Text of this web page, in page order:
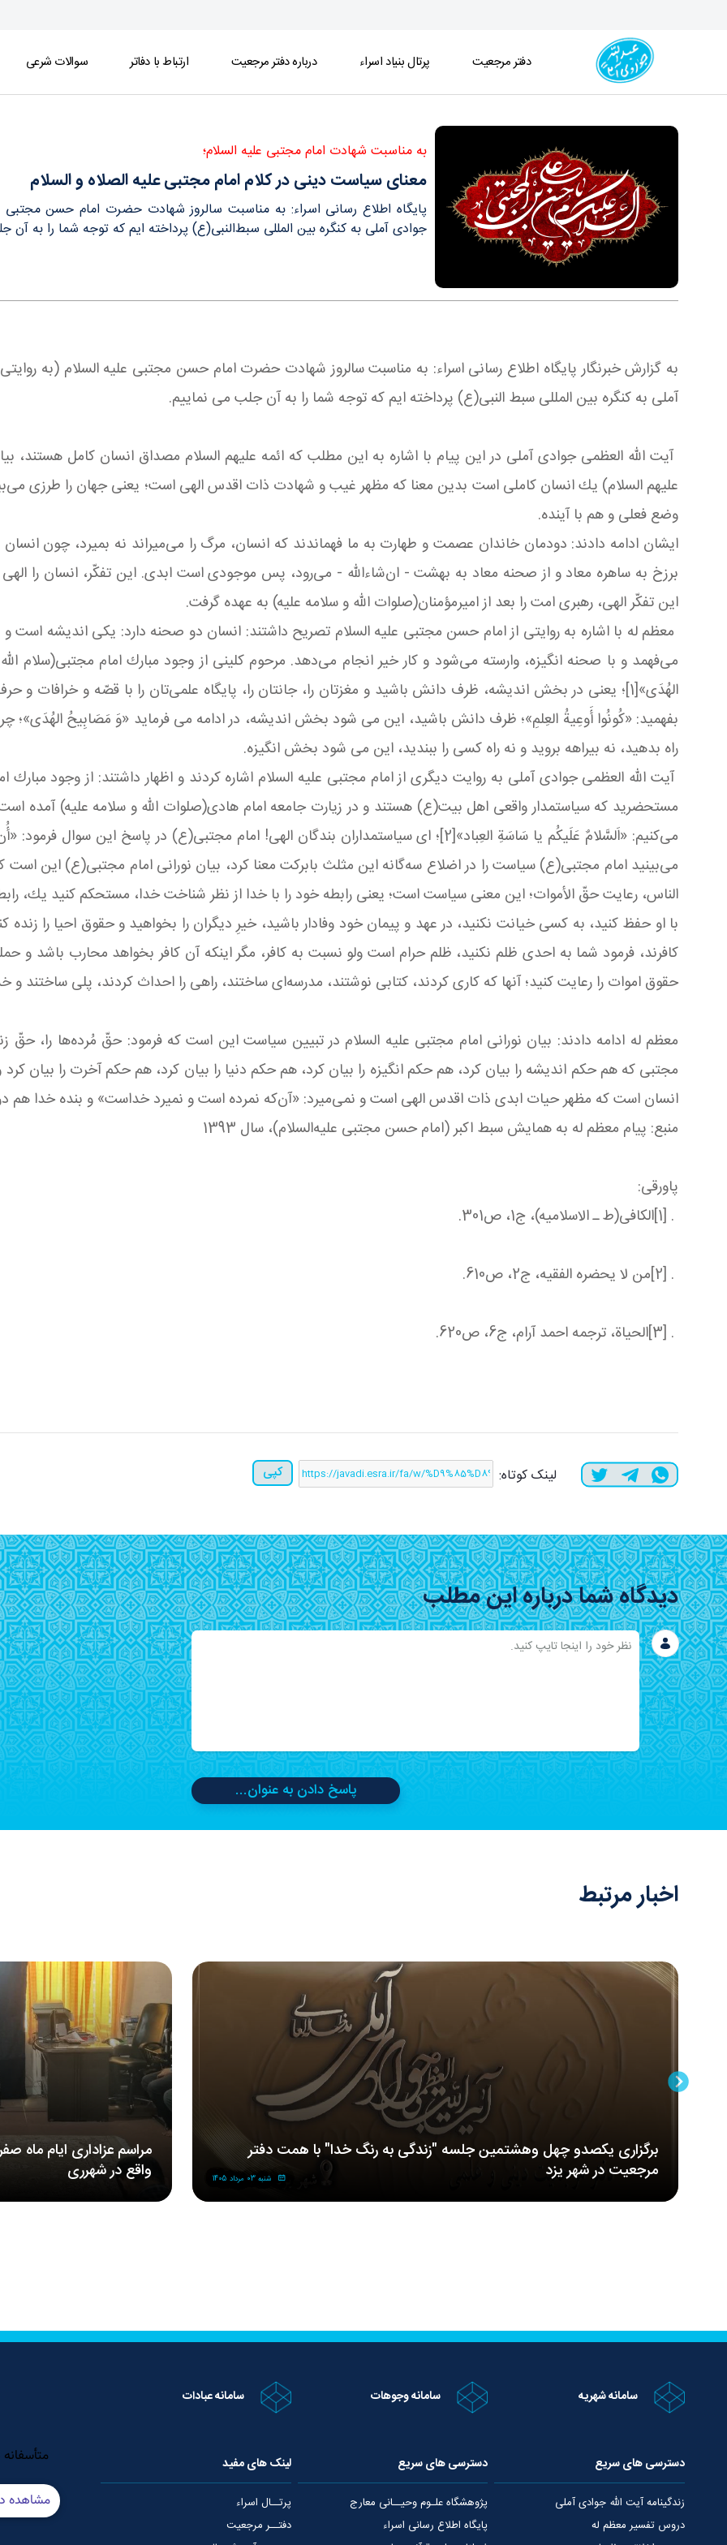
دفتر مرجعیت پرتال بنیاد اسراء درباره دفتر مرجعیت ارتباط با دفاتر سوالات شرعی
به مناسبت شهادت امام مجتبی علیه السلام؛
معنای سیاست دینی در کلام امام مجتبی علیه الصلاه و السلام
پایگاه اطلاع رسانی اسراء: به مناسبت سالروز شهادت حضرت امام حسن مجتبی
جوادی آملی به کنگره بین المللی سبط‌النبی(ع) پرداخته ایم که توجه شما را به آن
به گزارش خبرنگار پایگاه اطلاع رسانی اسراء: به مناسبت سالروز شهادت حضرت امام حسن مجتبی علیه السلام (به
آملی به کنگره بین المللی سبط ‌النبی(ع) پرداخته ایم که توجه شما را به آن جلب می نماییم.
آیت الله العظمی جوادی آملی در این پیام با اشاره به این مطلب که ائمه علیهم السلام مصداق انسان کامل هستند،
علیهم السلام) یك انسان كاملی است بدین معنا كه مظهر غیب و شهادت ذات اقدس الهی است؛ یعنی جهان را طرزی
وضع فعلی و هم با آینده.
ایشان ادامه دادند: دودمان خاندان عصمت و طهارت به ما فهماندند كه انسان، مرگ را می‌میراند نه بمیرد، چون
برزخ به ساهره معاد و از صحنه معاد به بهشت - ان‌شاءالله - می‌رود، پس موجودی است ابدی. این تفكّر، انسان را الهی
این تفكّر الهی، رهبری امت را بعد از امیرمؤ‌منان(صلوات الله و سلامه علیه) به عهده گرفت.
معظم له با اشاره به روایتی از امام حسن مجتبی علیه السلام تصریح داشتند: انسان دو صحنه دارد: یكی اندیشه است
می‌فهمد و با صحنه انگیزه، وارسته می‌شود و كار خیر انجام می‌دهد. مرحوم كلینی از وجود مبارك امام مجتبی(سلام
الهُدَی»[1]؛ یعنی در بخش اندیشه، ظرف دانش باشید و مغزتان را، جانتان را، پایگاه علمی‌تان را با قصّه و خرافات
بفهمید: «كُونُوا أَوعِیةُ العِلمِ»؛ ظرف دانش باشید، این می شود بخش اندیشه، در ادامه می فرماید «وَ مَصَابِیحُ الهُدَی»؛
راه بدهید، نه بیراهه بروید و نه راه كسی را ببندید، این می شود بخش انگیزه.
آیت الله العظمی جوادی آملی به روایت دیگری از امام مجتبی علیه السلام اشاره کردند و اظهار داشتند: از وجود
مستحضرید كه سیاستمدار واقعی اهل بیت(ع) هستند و در زیارت جامعه امام هادی(صلوات الله و سلامه علیه) آمده
می‌بینید امام مجتبی(ع) سیاست را در اضلاع سه‌گانه این مثلث بابركت معنا كرد، بیان نورانی امام مجتبی(ع) این
الناس، رعایت حقّ الأموات؛ این معنی سیاست است؛ یعنی رابطه خود را با خدا از نظر شناخت خدا، مستحكم كنید یك،
با او حفظ كنید، به كسی خیانت نكنید، در عهد و پیمان خود وفادار باشید، خیرِ دیگران را بخواهید و حقوق احیا را
كافرند، فرمود شما به احدی ظلم نكنید، ظلم حرام است ولو نسبت به كافر، مگر اینکه آن كافر بخواهد محارب باشد و
حقوق اموات را رعایت كنید؛ آنها كه كاری كردند، كتابی نوشتند، مدرسه‌ای ساختند، راهی را احداث كردند، پلی ساختند و
معظم له ادامه دادند: بیان نورانی امام مجتبی علیه السلام در تبیین سیاست این است که فرمود: حقّ مُرده‌ها را، حقّ
مجتبی که هم حكم اندیشه را بیان كرد، هم حكم انگیزه را بیان كرد، هم حكم دنیا را بیان كرد، هم حكم آخرت را بیان
انسان است كه مظهر حیات ابدی ذات اقدس الهی است و نمی‌میرد: «آن‌كه نمرده است و نمیرد خداست» و بنده خدا هم در
منبع: پیام معظم له به همايش سبط اكبر (امام حسن مجتبی عليه‌السلام)، سال 1393
پاورقی:
[1] .الکافی(ط ـ الاسلامیه)، ج1، ص301 .
[2] .من لا یحضره الفقیه، ج2، ص610 .
[3] .الحیاة، ترجمه احمد آرام، ج6، ص620 .
لینک کوتاه: کپی
دیدگاه شما درباره این مطلب
پاسخ دادن به عنوان...
اخبار مرتبط
برگزاری یکصدو چهل وهشتمین جلسه "زندگی به رنگ خدا" با همت دفتر
مرجعیت در شهر یزد
شنبه 03 مرداد 1405
مراسم‌ عزاداری‌ ایام ماه
واقع در شهرری
سامانه شهریه سامانه وجوهات سامانه عبادات
دسترسی های سریع
زندگینامه آیت الله جوادی آملی
دروس تفسیر معظم له
دسترسی های سریع
پژوهشگاه علـوم وحیــانی معارج
پایگاه اطلاع رسانی اسراء
لینک های مفید
پرتــال اسراء
دفتــر مرجعیت